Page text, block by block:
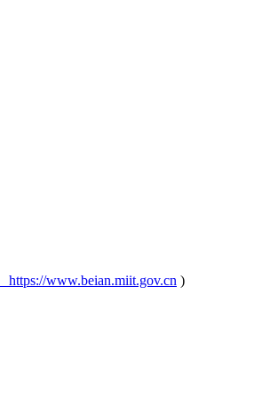
www.beian.miit.gov.cn )